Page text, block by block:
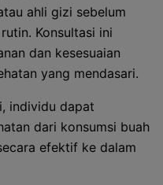
ahli gizi sebelum
Konsultasi ini
dan kesesuaian
yang mendasari.
individu dapat
dari konsumsi buah
efektif ke dalam